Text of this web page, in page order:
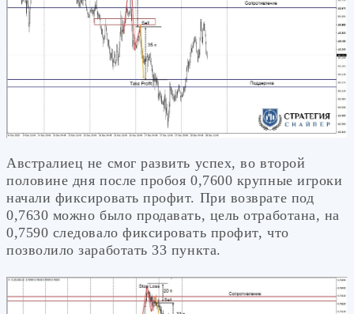
Австралиец не смог развить успех, во второй
половине дня после пробоя 0,7600 крупные игроки
начали фиксировать профит. При возврате под
0,7630 можно было продавать, цель отработана, на
0,7590 следовало фиксировать профит, что
позволило заработать 33 пункта.